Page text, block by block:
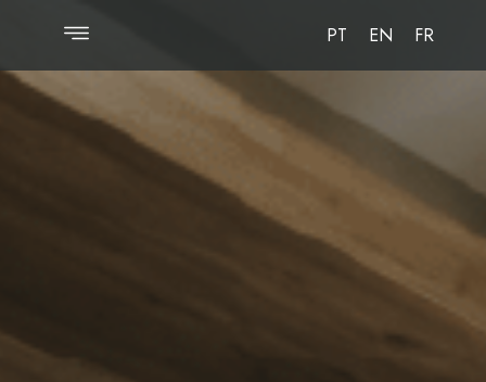
PT EN FR